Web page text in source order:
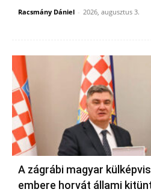
Racsmány Dániel - 2026, augusztus 3.
A zágrábi magyar
embere horvát állami